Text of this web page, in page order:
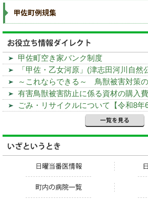
甲佐町空き家バンク制度
「甲佐・乙女河原」(津志田河川自然
～これならできる～ 鳥獣被害対策
有害鳥獣被害防止に係る資材の購入
ごみ・リサイクルについて【令和8年